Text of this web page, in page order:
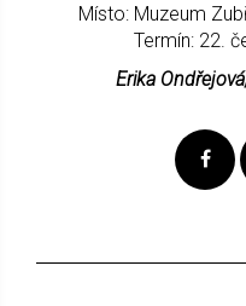
Místo: Muzeum
Termín: 22.
Erika